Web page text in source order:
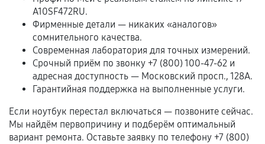
предусмотрено отдельно.
Обращение после окончания гарантийного
срока.
Программные сбои, если это не указано в
отдельных условиях.
Если комплектующие куплены
самостоятельно
A10SF472RU.
Фирменные детали — никаких «аналогов»
сомнительного качества.
Современная лаборатория для точных измерений.
Срочный приём по звонку +7 (800) 100-47-62 и
адресная доступность — Московский просп., 128А.
Гарантийная поддержка на выполненные услуги.
Если ноутбук перестал включаться — позвоните сейчас.
Мы найдём первопричину и подберём оптимальный
вариант ремонта. Оставьте заявку по телефону +7 (800)